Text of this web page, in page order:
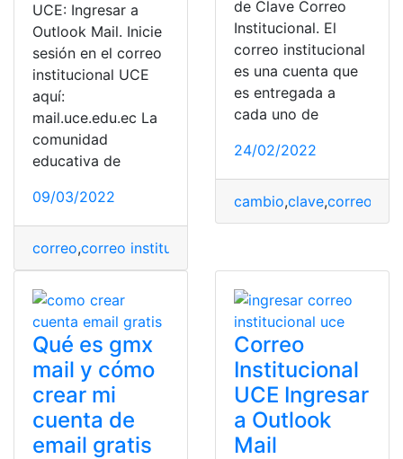
UCE: Ingresar a
Outlook Mail. Inicie
sesión en el correo
institucional UCE
aquí:
mail.uce.edu.ec La
comunidad
educativa de
09/03/2022
correo,correo institucional
de Clave Correo
Institucional. El
correo institucional
es una cuenta que
es entregada a
cada uno de
24/02/2022
cambio,clave,correo
Qué es gmx
mail y cómo
crear mi
cuenta de
email gratis
Correo
Institucional
UCE Ingresar
a Outlook
Mail